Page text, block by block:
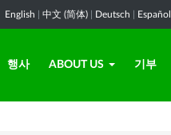
English 中文 (简体) Deutsch Español
행사 ABOUT US 기부